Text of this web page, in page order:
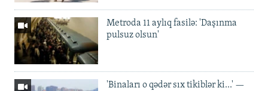
Metroda 11 aylıq fasilə: 'Daşınma
pulsuz olsun'
'Binaları o qədər sıx tikiblər ki...' —